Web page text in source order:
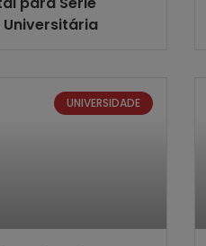
Universitária
UNIVERSIDADE